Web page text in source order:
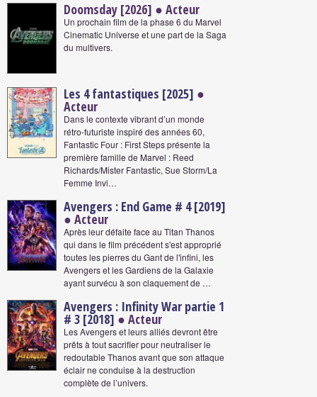
Doomsday [2026] ● Acteur
Un prochain film de la phase 6 du Marvel
Cinematic Universe et une part de la Saga
du multivers.
Les 4 fantastiques [2025] ●
Acteur
Dans le contexte vibrant d’un monde
rétro-futuriste inspiré des années 60,
Fantastic Four : First Steps présente la
première famille de Marvel : Reed
Richards/Mister Fantastic, Sue Storm/La
Femme Invi…
Avengers : End Game # 4 [2019]
● Acteur
Après leur défaite face au Titan Thanos
qui dans le film précédent s'est approprié
toutes les pierres du Gant de l'infini, les
Avengers et les Gardiens de la Galaxie
ayant survécu à son claquement de …
Avengers : Infinity War partie 1
# 3 [2018] ● Acteur
Les Avengers et leurs alliés devront être
prêts à tout sacrifier pour neutraliser le
redoutable Thanos avant que son attaque
éclair ne conduise à la destruction
complète de l’univers.